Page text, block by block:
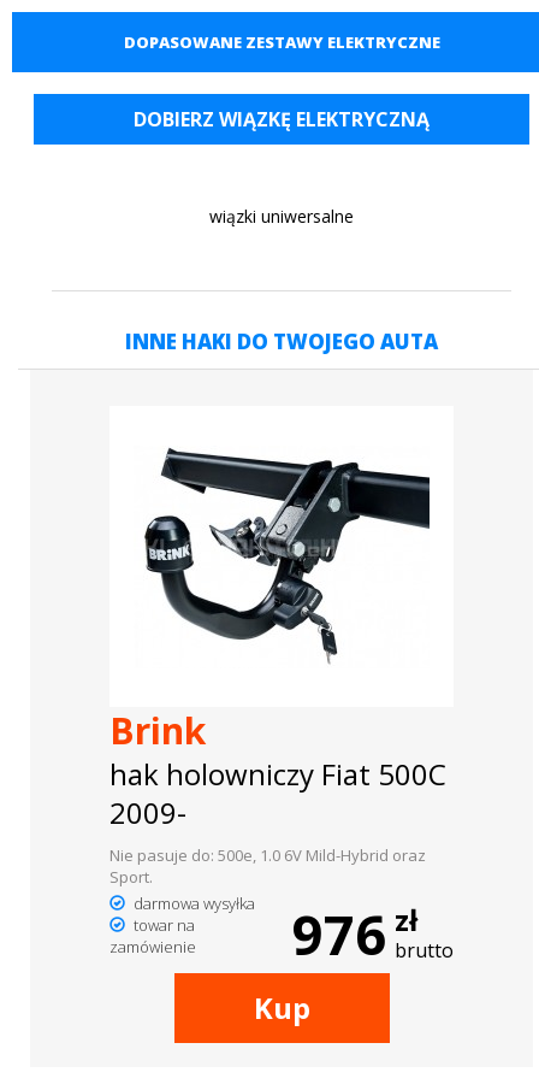
DOPASOWANE ZESTAWY ELEKTRYCZNE
DOBIERZ WIĄZKĘ ELEKTRYCZNĄ
wiązki uniwersalne
INNE HAKI DO TWOJEGO AUTA
Brink
hak holowniczy Fiat 500C
2009-
Nie pasuje do: 500e, 1.0 6V Mild-Hybrid oraz
Sport.
darmowa wysyłka
towar na
zamówienie
976 zł
brutto
Kup